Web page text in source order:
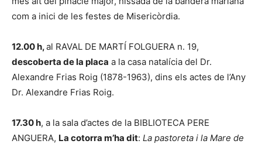
com a inici de les festes de Misericòrdia.
12.00 h,al RAVAL DE MARTÍ FOLGUERA n. 19,
descoberta de la placa a la casa natalícia del Dr.
Alexandre Frias Roig (1878-1963), dins els actes de l’Any
Dr. Alexandre Frias Roig.
17.30 h, a la sala d’actes de la BIBLIOTECA PERE
ANGUERA, La cotorra m’ha dit: La pastoreta i la Mare de